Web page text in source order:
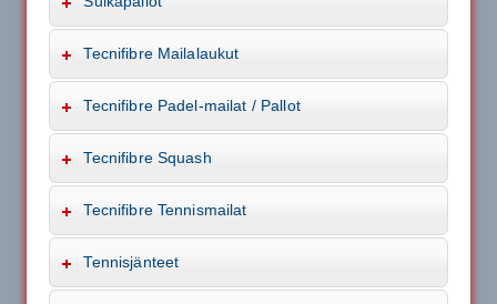
Tecnifibre Mailalaukut
Tecnifibre Padel-mailat / Pallot
Tecnifibre Squash
Tecnifibre Tennismailat
Tennisjänteet